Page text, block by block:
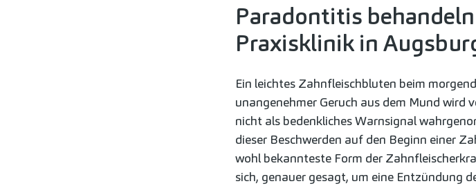
Paradontitis
Praxisklinik in
Ein leichtes Zahnfleischbluten beim
unangenehmer Geruch aus dem Mund wird
nicht als bedenkliches Warnsignal
dieser Beschwerden auf den Beginn einer
wohl bekannteste Form der
sich, genauer gesagt, um eine Entzündung